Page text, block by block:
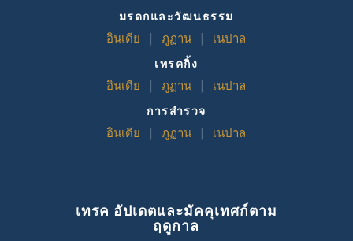
มรดกและวัฒนธรรม
อินเดีย
ภูฏาน เนปาล
เทรคกิ้ง
อินเดีย
ภูฏาน เนปาล
การสำรวจ
อินเดีย
ภูฏาน เนปาล
เทรค อัปเดตและมัคคุเทศก์ตาม
ฤดูกาล